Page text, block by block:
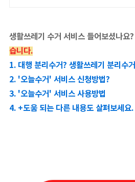
생활쓰레기 수거 서비스 들어보셨나요?
습니다.
1. 대행 분리수거? 생활쓰레기 분리수
2. '오늘수거' 서비스 신청방법?
3. '오늘수거' 서비스 사용방법
4. +도움 되는 다른 내용도 살펴보세요.